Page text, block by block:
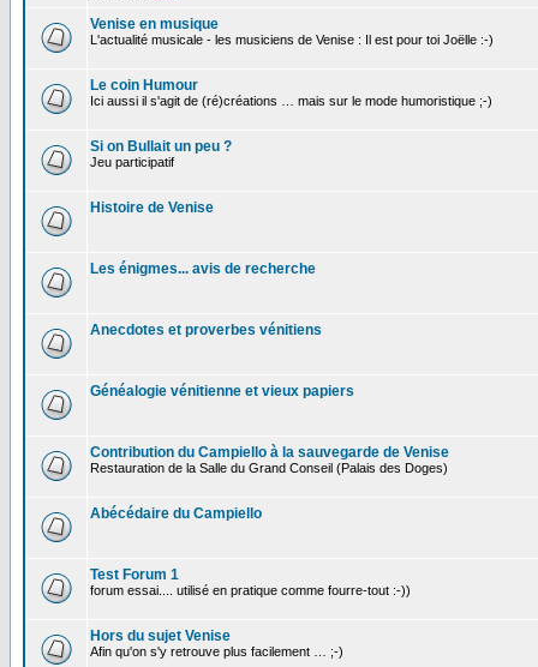
Venise en musique
L'actualité musicale - les musiciens de Venise : Il est pour toi Joëlle :-)
Le coin Humour
Ici aussi il s'agit de (ré)créations … mais sur le mode humoristique ;-)
Si on Bullait un peu ?
Jeu participatif
Histoire de Venise
Les énigmes... avis de recherche
Anecdotes et proverbes vénitiens
Généalogie vénitienne et vieux papiers
Contribution du Campiello à la sauvegarde de Venise
Restauration de la Salle du Grand Conseil (Palais des Doges)
Abécédaire du Campiello
Test Forum 1
forum essai.... utilisé en pratique comme fourre-tout :-))
Hors du sujet Venise
Afin qu'on s'y retrouve plus facilement … ;-)